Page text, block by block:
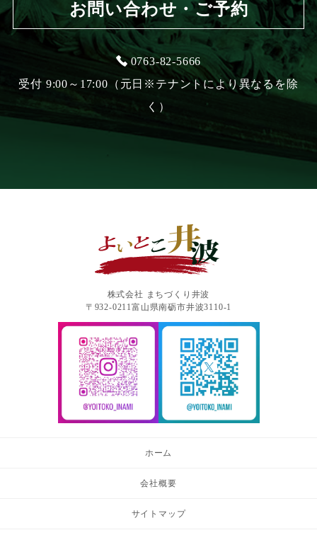
お問い合わせ・ご予約
0763-82-5666
受付 9:00～17:00（元日※テナントにより異なるを除
く）
株式会社 まちづくり井波
〒932-0211富山県南砺市井波3110-1
ホーム
会社概要
サイトマップ